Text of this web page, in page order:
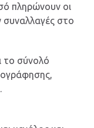
πληρώνουν οι
συναλλαγές στο
το σύνολό